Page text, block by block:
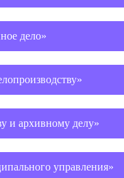
дело»
и архивному делу»
управления»